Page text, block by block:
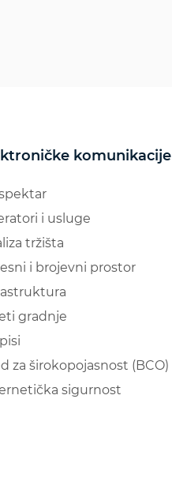
komunikacije
i usluge
tržišta
i brojevni prostor
gradnje
za širokopojasnost (BCO)
sigurnost